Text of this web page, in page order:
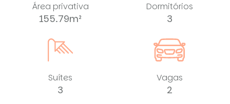
Área privativa
155.79m²
Dormitórios
3
Suítes
3
Vagas
2